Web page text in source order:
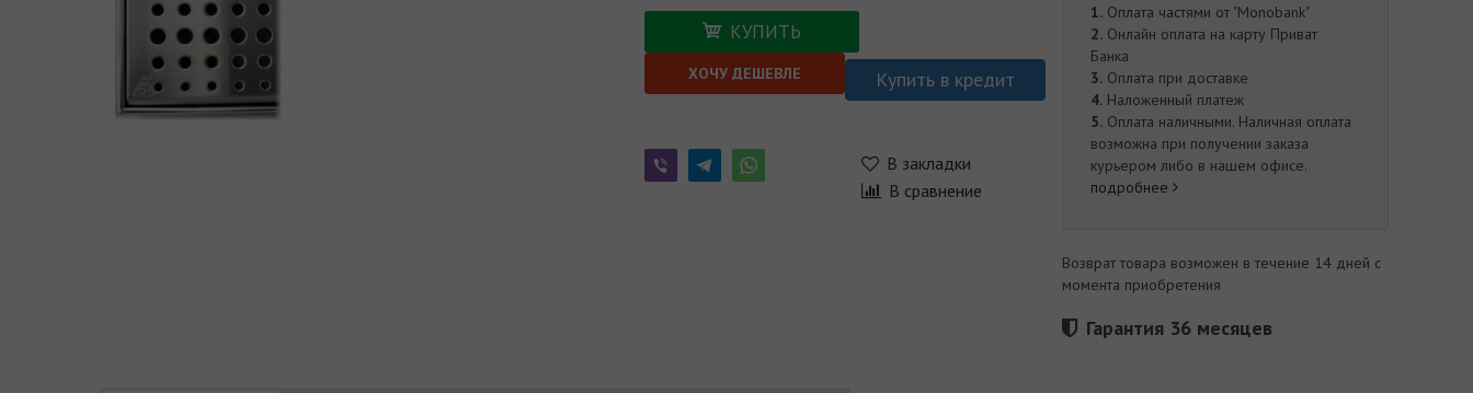
КУПИТЬ
ХОЧУ ДЕШЕВЛЕ Купить в кредит
В закладки
В сравнение
1. Оплата частями от "Monobank"
2. Онлайн оплата на карту Приват
Банка
3. Оплата при доставке
4. Наложенный платеж
5. Оплата наличными. Наличная оплата
возможна при получении заказа
курьером либо в нашем офисе.
подробнее
Возврат товара возможен в течение 14 дней с
момента приобретения
Гарантия 36 месяцев